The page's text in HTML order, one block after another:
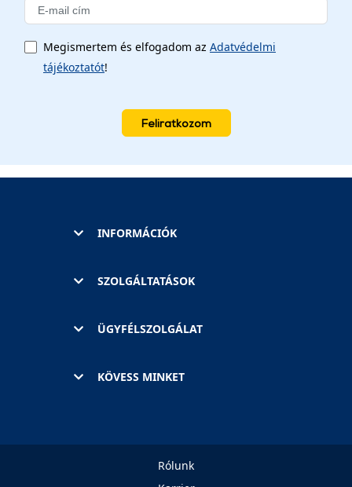
Megismertem és elfogadom az Adatvédelmi
tájékoztatót!
Feliratkozom
INFORMÁCIÓK
SZOLGÁLTATÁSOK
ÜGYFÉLSZOLGÁLAT
KÖVESS MINKET
Rólunk